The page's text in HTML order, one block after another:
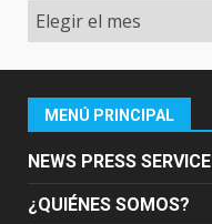
Archivo
MENÚ PRINCIPAL
NEWS PRESS SERVICE
¿QUIÉNES SOMOS?